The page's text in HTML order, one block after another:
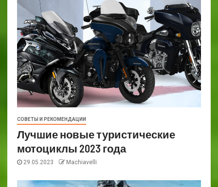
СОВЕТЫ И РЕКОМЕНДАЦИИ
Лучшие новые туристические
мотоциклы 2023 года
29.05.2023 Machiavelli